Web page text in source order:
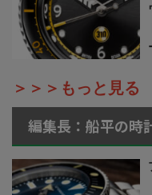
＞＞＞もっと見る
編集長：船平の時